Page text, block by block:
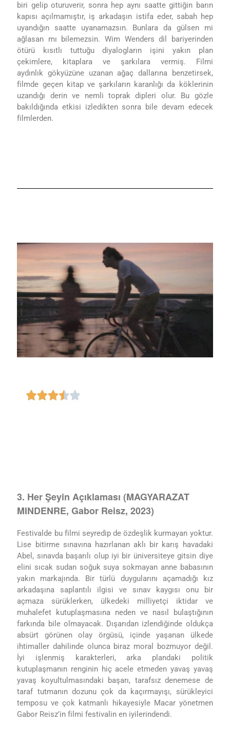
biri gelip oturuverir, sonra hep aynı saatte gittiğin barın
kapısı açılmamıştır, iş arkadaşın istifa eder, sabah hep
uyandığın saatte uyanamazsın. Bunlara da gülsen mi
ağlasan mı bilemezsin. Wim Wenders dil bariyerinden
ötürü kısıtlı tuttuğu diyalogların işini yakın plan
çekimlere, kitaplara ve şarkılara vermiş. Filmi
aydınlıkgökyüzüne uzanan ağaç dallarına benzetirsek,
filmde geçen kitap ve şarkıların karanlığı da köklerinin
uzandığı derin ve nemli toprak dipleri olur. Bu gözle
bakıldığında etkisi izledikten sonra bile devam edecek
filmlerden.
3. Her Şeyin Açıklaması (MAGYARAZAT
MINDENRE, Gabor Reisz, 2023)
Festivalde bu filmi seyredip de özdeşlik kurmayan yoktur.
Lise bitirme sınavına hazırlanan aklı bir karış havadaki
Abel, sınavda başarılı olup iyi bir üniversiteye gitsin diye
elini sıcak sudan soğuk suya sokmayan anne babasının
yakın markajında. Bir türlü duygularını açamadığı kız
arkadaşına saplantılı ilgisi ve sınav kaygısı onu bir
açmaza sürüklerken, ülkedeki milliyetçi iktidar ve
muhalefet kutuplaşmasına neden ve nasıl bulaştığının
farkında bile olmayacak. Dışarıdan izlendiğinde oldukça
absürt görünen olay örgüsü, içinde yaşanan ülkede
ihtimaller dahilinde olunca biraz moral bozmuyor değil.
İyi işlenmiş karakterleri, arka plandaki politik
kutuplaşmanın renginin hiç acele etmeden yavaş yavaş
yavaş koyultulmasındaki başarı, tarafsız denemese de
taraf tutmanın dozunu çok da kaçırmayışı, sürükleyici
temposu ve çok katmanlı hikayesiyle Macar yönetmen
Gabor Reisz’in filmi festivalin en iyilerindendi.